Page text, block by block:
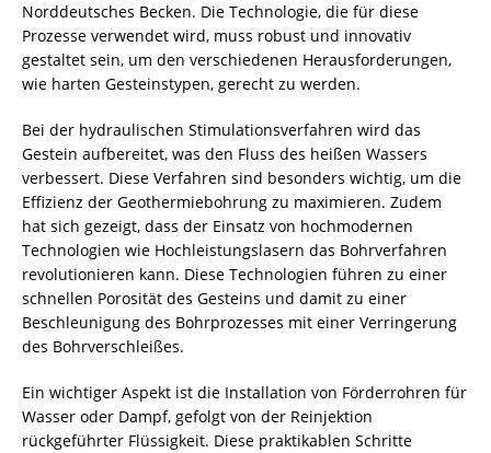
Norddeutsches Becken. Die Technologie, die für diese
Prozesse verwendet wird, muss robust und innovativ
gestaltet sein, um den verschiedenen Herausforderungen,
wie harten Gesteinstypen, gerecht zu werden.
Bei der hydraulischen Stimulationsverfahren wird das
Gestein aufbereitet, was den Fluss des heißen Wassers
verbessert. Diese Verfahren sind besonders wichtig, um die
Effizienz der Geothermiebohrung zu maximieren. Zudem
hat sich gezeigt, dass der Einsatz von hochmodernen
Technologien wie Hochleistungslasern das Bohrverfahren
revolutionieren kann. Diese Technologien führen zu einer
schnellen Porosität des Gesteins und damit zu einer
Beschleunigung des Bohrprozesses mit einer Verringerung
des Bohrverschleißes.
Ein wichtiger Aspekt ist die Installation von Förderrohren für
Wasser oder Dampf, gefolgt von der Reinjektion
rückgeführter Flüssigkeit. Diese praktikablen Schritte